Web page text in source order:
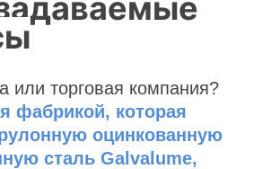
или торговая компания?
фабрикой, которая
оцинкованную
сталь Galvalume,